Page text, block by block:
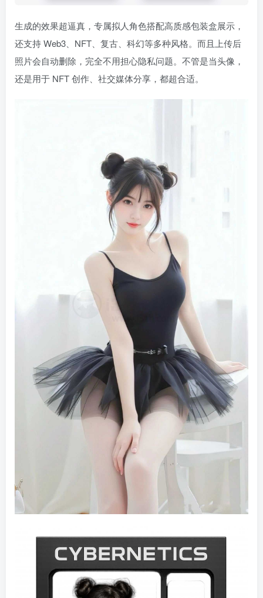
生成的效果超逼真，专属拟人角色搭配高质感包装盒展示，
还支持 Web3、NFT、复古、科幻等多种风格。而且上传后
照片会自动删除，完全不用担心隐私问题。不管是当头像，
还是用于 NFT 创作、社交媒体分享，都超合适。